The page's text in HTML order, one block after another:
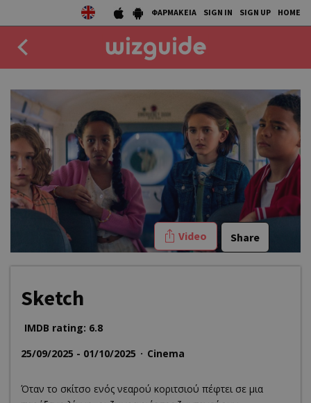
ΦΑΡΜΑΚΕΙΑ SIGN IN SIGN UP HOME
DRINK
50 BEST
AGENDA
COLLECTIONS
Video Share
Sketch
IMDB rating: 6.8
25/09/2025 - 01/10/2025
Cinema
Όταν το σκίτσο ενός νεαρού κοριτσιού πέφτει σε μια